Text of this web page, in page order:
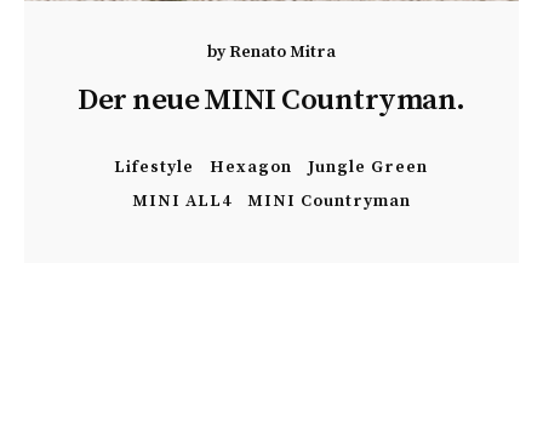
byRenato Mitra
Der neue MINI Countryman.
Lifestyle Hexagon
Jungle Green
MINI ALL4
MINI Countryman